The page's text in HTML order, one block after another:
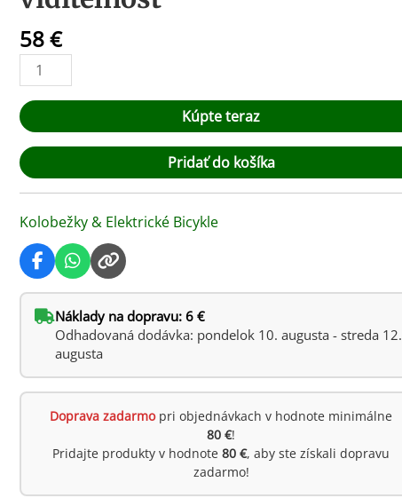
58€
60V
s
LCD
displejom
a
spínacou
skrinkou
–
Kúpte teraz
Pridať do košíka
Kolobežky & Elektrické Bicykle
Náklady na dopravu: 6 €
Odhadovaná dodávka: pondelok 10. augusta - streda 12.
augusta
Doprava zadarmopri objednávkach v hodnote minimálne
80 €!
Pridajte produkty v hodnote80 €, aby ste získali dopravu
zadarmo!